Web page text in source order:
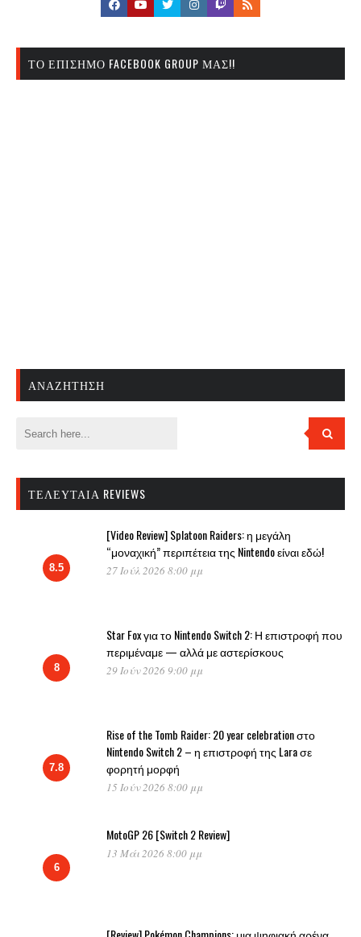
ΤΟ ΕΠΊΣΗΜΟ FACEBOOK GROUP ΜΑΣ!!
ΑΝΑΖΉΤΗΣΗ
ΤΕΛΕΥΤΑΊΑ REVIEWS
8.5
[Video Review] Splatoon Raiders: η μεγάλη
“μοναχική” περιπέτεια της Nintendo είναι εδώ!
27 Ιούλ 2026 8:00 μμ
8
Star Fox για το Nintendo Switch 2: Η επιστροφή που
περιμέναμε — αλλά με αστερίσκους
29 Ιούν 2026 9:00 μμ
7.8
Rise of the Tomb Raider: 20 year celebration στο
Nintendo Switch 2 – η επιστροφή της Lara σε
φορητή μορφή
15 Ιούν 2026 8:00 μμ
6
MotoGP 26 [Switch 2 Review]
13 Μάι 2026 8:00 μμ